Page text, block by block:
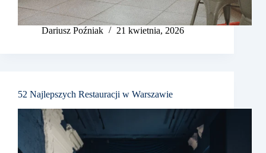
Dariusz Poźniak 21 kwietnia, 2026
52 Najlepszych Restauracji w Warszawie